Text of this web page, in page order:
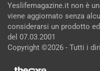
Yeslifemagazine.it non è
viene aggiornato senza
considerarsi un prodotto
del 07.03.2001
Copyright ©2026 - Tutti i